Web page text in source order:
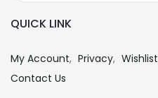
QUICK LINK
My Account Privacy Wishlist
Contact Us